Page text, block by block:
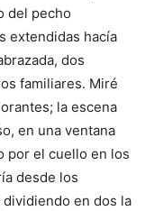
del pecho
extendidas hacía
dos
familiares. Miré
la escena
en una ventana
por el cuello en los
desde los
en dos la